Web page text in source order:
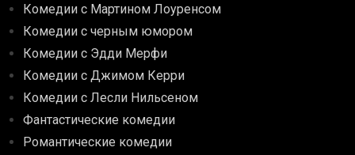
Комедии с Мартином Лоуренсом
Комедии с черным юмором
Комедии с Эдди Мерфи
Комедии с Джимом Керри
Комедии с Лесли Нильсеном
Фантастические комедии
Романтические комедии